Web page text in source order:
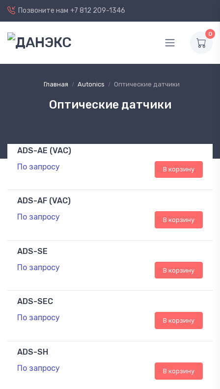
Позвоните нам +7 812 209-1346
0
Главная Autonics Оптические датчики
Оптические датчики
ADS-AE (VAC)
По запросу
В корзину
ADS-AF (VAC)
По запросу
В корзину
ADS-SE
По запросу
В корзину
ADS-SEC
По запросу
В корзину
ADS-SH
По запросу
В корзину